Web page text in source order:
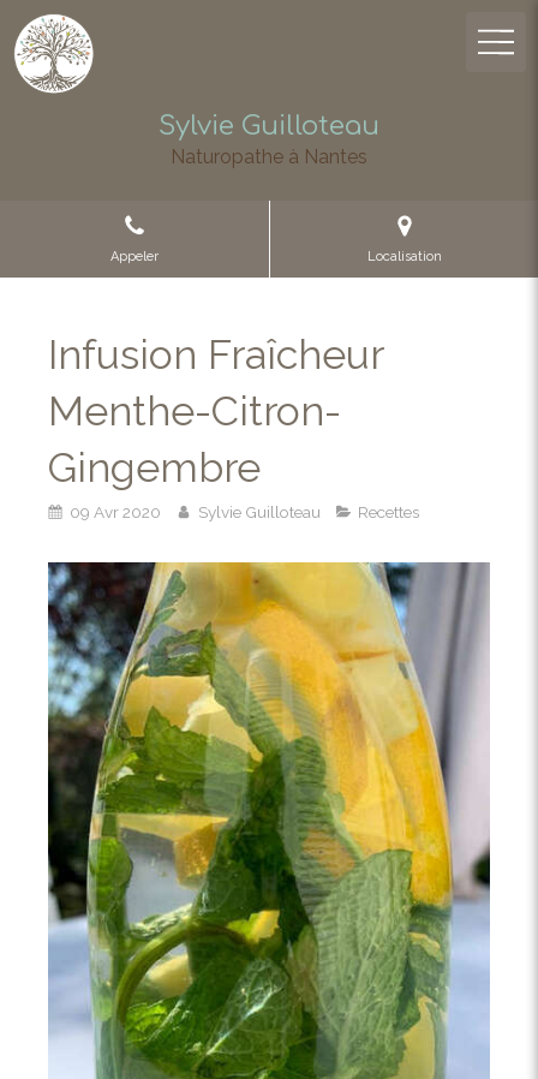
Sylvie Guilloteau
Naturopathe à Nantes
Appeler Localisation
Infusion Fraîcheur
Menthe-Citron-
Gingembre
09 Avr 2020 Sylvie Guilloteau Recettes